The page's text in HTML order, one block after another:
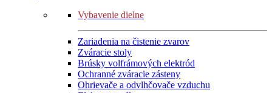
Vybavenie dielne
Zariadenia na čistenie zvarov
Zváracie stoly
Brúsky volfrámových elektród
Ochranné zváracie zásteny
Ohrievače a odvlhčovače vzduchu